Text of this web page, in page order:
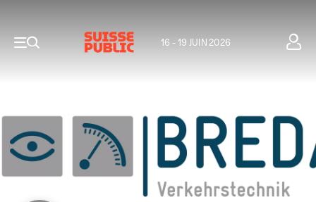
16 - 19 JUIN 2026